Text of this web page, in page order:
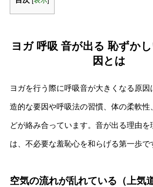
ヨガ 呼吸 音が出る 恥ずか
因とは
ヨガを行う際に呼吸音が大きくなる原因
造的な要因や呼吸法の習慣、体の柔軟性
どが絡み合っています。音が出る理由を
は、不必要な羞恥心を和らげる第一歩で
空気の流れが乱れている（上気